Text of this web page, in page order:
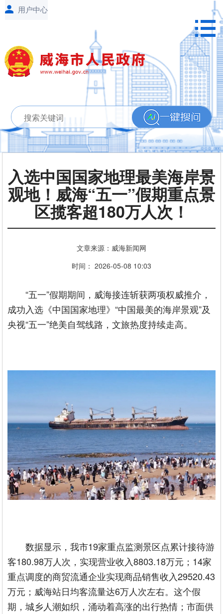
入选中国国家地理最美海岸景
观地！威海“五一”假期重点景
区揽客超180万人次！
文章来源：威海新闻网
时间： 2026-05-08 10:03
“五一”假期期间，威海接连斩获两项权威推介，
成功入选《中国国家地理》“中国最美的海岸景观”及
央视“五一”绝美自驾线路，文旅热度持续走高。
数据显示，我市19家重点监测景区点累计接待游
客180.98万人次，实现营业收入8803.18万元；14家
重点调度的商贸流通企业实现商品销售收入29520.43
万元；威海站日均客流量达6万人次左右。这个假
期，城乡人潮如织，涌动着高涨的出行热情；市面供